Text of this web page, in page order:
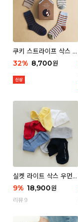
쿠키 스트라이프 삭스 우
먼 2P
32% 8,700원
실켓 라이트 삭스 우먼 3
P
9% 18,900원
리뷰 9